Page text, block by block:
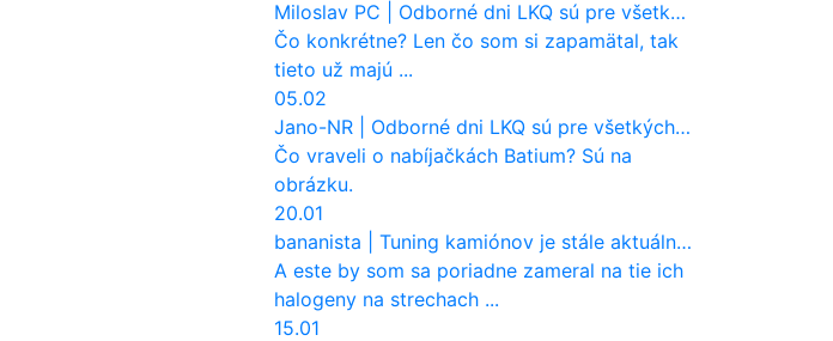
Miloslav PC
Odborné dni LKQ sú pre všetkých, ktorí sa chcú dozvedieť niečo viac
Čo konkrétne? Len čo som si zapamätal, tak
tieto už majú ...
05.02
Jano-NR
Odborné dni LKQ sú pre všetkých, ktorí sa chcú dozvedieť niečo viac
Čo vraveli o nabíjačkách Batium? Sú na
obrázku.
20.01
bananista
Tuning kamiónov je stále aktuálny. Prečo nevyhynul ako pri osobákoch?
A este by som sa poriadne zameral na tie ich
halogeny na strechach ...
15.01